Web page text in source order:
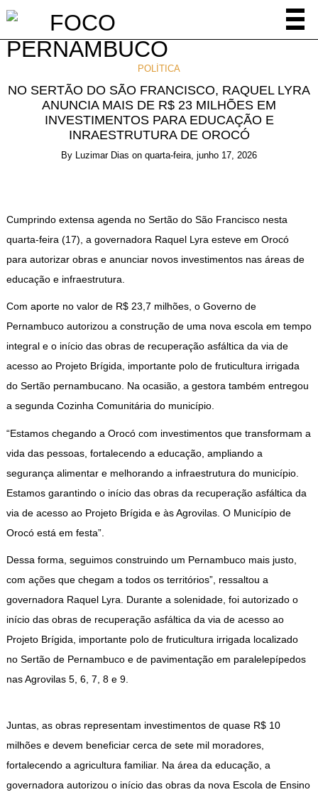
POLÍTICA
NO SERTÃO DO SÃO FRANCISCO, RAQUEL LYRA
ANUNCIA MAIS DE R$ 23 MILHÕES EM
INVESTIMENTOS PARA EDUCAÇÃO E
INRAESTRUTURA DE OROCÓ
By Luzimar Dias on quarta-feira, junho 17, 2026
Cumprindo extensa agenda no Sertão do São Francisco nesta
quarta-feira (17), a governadora Raquel Lyra esteve em Orocó
para autorizar obras e anunciar novos investimentos nas áreas de
educação e infraestrutura.
Com aporte no valor de R$ 23,7 milhões, o Governo de
Pernambuco autorizou a construção de uma nova escola em tempo
integral e o início das obras de recuperação asfáltica da via de
acesso ao Projeto Brígida, importante polo de fruticultura irrigada
do Sertão pernambucano. Na ocasião, a gestora também entregou
a segunda Cozinha Comunitária do município.
“Estamos chegando a Orocó com investimentos que transformam a
vida das pessoas, fortalecendo a educação, ampliando a
segurança alimentar e melhorando a infraestrutura do município.
Estamos garantindo o início das obras da recuperação asfáltica da
via de acesso ao Projeto Brígida e às Agrovilas. O Município de
Orocó está em festa”.
Dessa forma, seguimos construindo um Pernambuco mais justo,
com ações que chegam a todos os territórios”, ressaltou a
governadora Raquel Lyra. Durante a solenidade, foi autorizado o
início das obras de recuperação asfáltica da via de acesso ao
Projeto Brígida, importante polo de fruticultura irrigada localizado
no Sertão de Pernambuco e de pavimentação em paralelepípedos
nas Agrovilas 5, 6, 7, 8 e 9.
Juntas, as obras representam investimentos de quase R$ 10
milhões e devem beneficiar cerca de sete mil moradores,
fortalecendo a agricultura familiar. Na área da educação, a
governadora autorizou o início das obras da nova Escola de Ensino